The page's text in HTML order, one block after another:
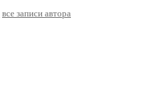
все записи автора